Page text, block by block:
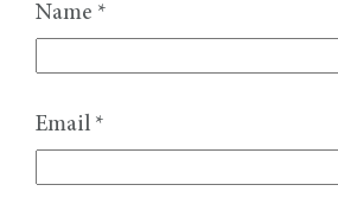
Name *
Email *